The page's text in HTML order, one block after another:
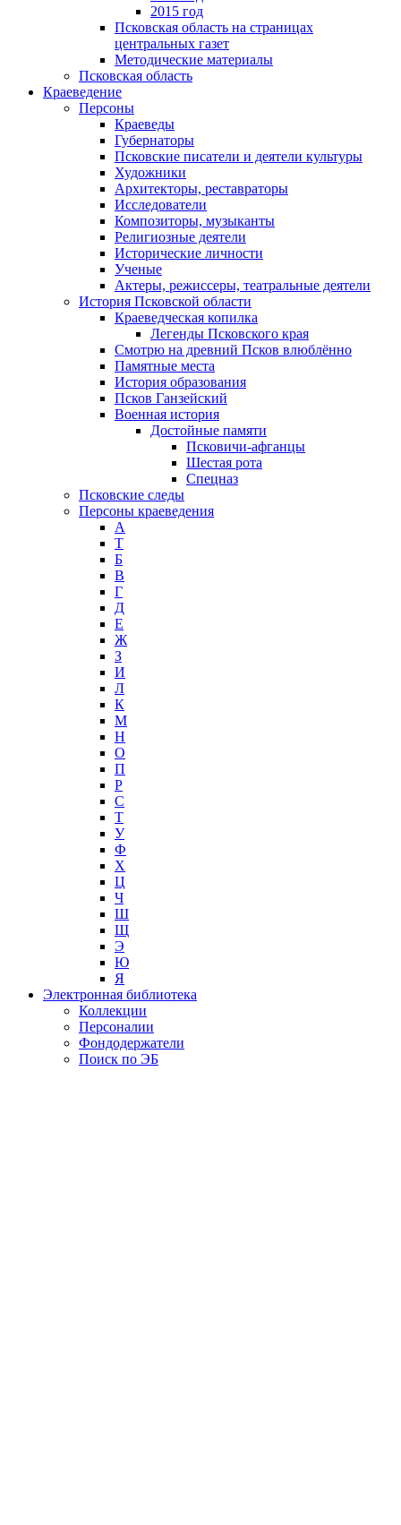
2015 год
Псковская область на страницах
центральных газет
Методические материалы
Псковская область
Краеведение
Персоны
Краеведы
Губернаторы
Псковские писатели и деятели культуры
Художники
Архитекторы, реставраторы
Исследователи
Композиторы, музыканты
Религиозные деятели
Исторические личности
Ученые
Актеры, режиссеры, театральные деятели
История Псковской области
Краеведческая копилка
Легенды Псковского края
Смотрю на древний Псков влюблённо
Памятные места
История образования
Псков Ганзейский
Военная история
Достойные памяти
Псковичи-афганцы
Шестая рота
Спецназ
Псковские следы
Персоны краеведения
А
T
Б
В
Г
Д
Е
Ж
З
И
Л
К
М
Н
О
П
Р
С
Т
У
Ф
Х
Ц
Ч
Ш
Щ
Э
Ю
Я
Электронная библиотека
Коллекции
Персоналии
Фондодержатели
Поиск по ЭБ